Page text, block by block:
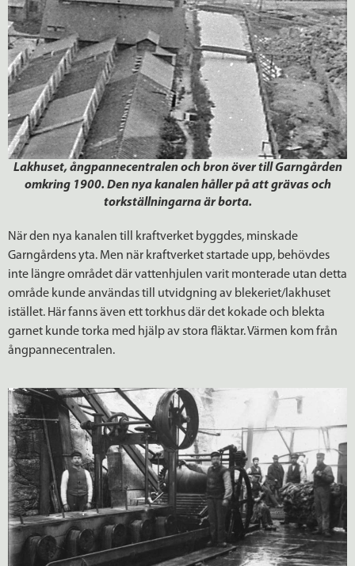
Lakhuset, ångpannecentralen och bron över till Garngården
omkring 1900. Den nya kanalen håller på att grävas och
torkställningarna är borta.
När den nya kanalen till kraftverket byggdes, minskade
Garngårdens yta. Men när kraftverket startade upp, behövdes
inte längre området där vattenhjulen varit monterade utan detta
område kunde användas till utvidgning av blekeriet/lakhuset
istället. Här fanns även ett torkhus där det kokade och blekta
garnet kunde torka med hjälp av stora fläktar. Värmen kom från
ångpannecentralen.